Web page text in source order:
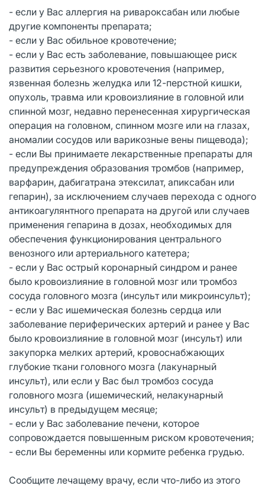
- если у Вас аллергия на ривароксабан или любые
другие компоненты препарата;
- если у Вас обильное кровотечение;
- если у Вас есть заболевание, повышающее риск
развития серьезного кровотечения (например,
язвенная болезнь желудка или 12-перстной кишки,
опухоль, травма или кровоизлияние в головной или
спинной мозг, недавно перенесенная хирургическая
операция на головном, спинном мозге или на глазах,
аномалии сосудов или варикозные вены пищевода);
- если Вы принимаете лекарственные препараты для
предупреждения образования тромбов (например,
варфарин, дабигатрана этексилат, апиксабан или
гепарин), за исключением случаев перехода с одного
антикоагулянтного препарата на другой или случаев
применения гепарина в дозах, необходимых для
обеспечения функционирования центрального
венозного или артериального катетера;
- если у Вас острый коронарный синдром и ранее
было кровоизлияние в головной мозг или тромбоз
сосуда головного мозга (инсульт или микроинсульт);
- если у Вас ишемическая болезнь сердца или
заболевание периферических артерий и ранее у Вас
было кровоизлияние в головной мозг (инсульт) или
закупорка мелких артерий, кровоснабжающих
глубокие ткани головного мозга (лакунарный
инсульт), или если у Вас был тромбоз сосуда
головного мозга (ишемический, нелакунарный
инсульт) в предыдущем месяце;
- если у Вас заболевание печени, которое
сопровождается повышенным риском кровотечения;
- если Вы беременны или кормите ребенка грудью.
Сообщите лечащему врачу, если что-либо из этого